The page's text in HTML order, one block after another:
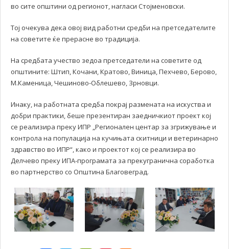
во сите општини од регионот, нагласи Стојменовски.
Тој очекува дека овој вид работни средби на претседателите
на советите ќе прерасне во традиција.
На средбата учество зедоа претседатели на советите од
општините: Штип, Кочани, Кратово, Виница, Пехчево, Берово,
М.Каменица, Чешиново-Облешево, Зрновци.
Инаку, на работната средба покрај размената на искуства и
добри практики, беше презентиран заедничкиот проект кој
се реализира преку ИПР „Регионален центар за згрижување и
контрола на популација на кучињата скитници и ветеринарно
здравство во ИПР“, како и проектот кој се реализира во
Делчево преку ИПА-програмата за прекугранична соработка
во партнерство со Општина Благовеград.